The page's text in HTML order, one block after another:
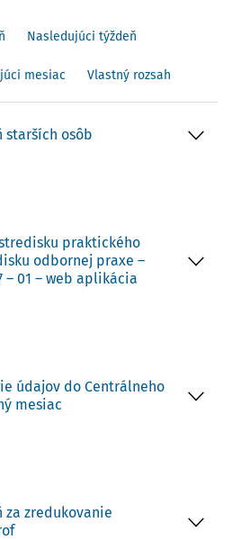
Nasledujúci týždeň
mesiac Vlastný rozsah
starších osôb
stredisku praktického
odbornej praxe –
– 01 – web aplikácia
údajov do Centrálneho
mesiac
za zredukovanie